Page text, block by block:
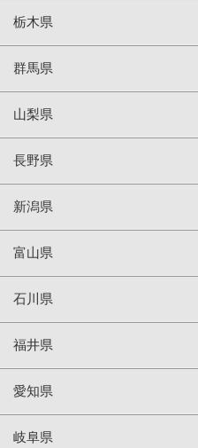
栃木県
群馬県
山梨県
長野県
新潟県
富山県
石川県
福井県
愛知県
岐阜県